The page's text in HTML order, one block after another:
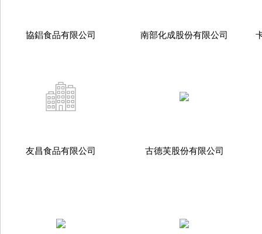
協錩食品有限公司 南部化成股份有限公司
友昌食品有限公司 古德芙股份有限公司